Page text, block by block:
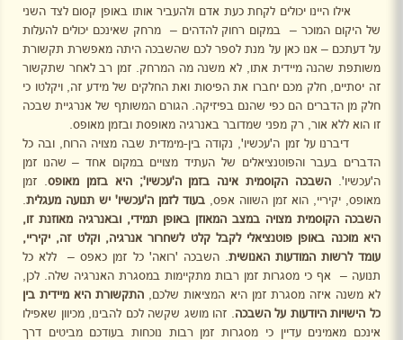
אילו היינו יכולים לקחת כעת אדם ולהעביר אותו באופן קסום לצד השני
של היקום המוכר –
במקום רחוק להדהים –
מרחק שאינכם יכולים להעלות
על דעתכם – אנו כאן על מנת לספר לכם שהשבכה היתה מאפשרת תקשורת
משותפת שהנה מיידית אתו, לא משנה מה המרחק. זמן רב לאחר שתקשור
זה יסתיים, חלק מכם יחברו את הפיסות ואת החלקים של מידע זה, ויקלטו כי
חלק מן הדברים הם כפי שהנם בפיזיקה. הגורם המשותף של אנרגיית שבכה
זו הוא ללא אור, רק מפני שמדובר באנרגיה מאופסת ובזמן מאופס.
דיברנו על זמן ה'עכשיו', נקודה בין-מימדית שבה מצויה הרוח, ובה כל
הדברים בעבר והפוטנציאלים של העתיד מצויים במקום אחד – שהנו זמן
ה'עכשיו'. השבכה הקוסמית אינה בזמן ה'עכשיו'; היא בזמן מאופס . זמן
מאופס, יקיריי, הוא זמן השווה אפס, בעוד לזמן ה'עכשיו' יש תנועה מעגלית
השבכה הקוסמית מצויה במצב המאוזן באופן תמידי, ובאנרגיה מאוזנת זו,
היא מוכנה באופן פוטנציאלי לקבל קלט לשחרור אנרגיה, וקלט זה, יקיריי,
עומד לרשות המודעות האנושית . השבכה 'רואה' כל זמן כאפס –
ללא כל
תנועה –
אף כי מסגרות זמן רבות מתקיימות במסגרת האנרגיה שלה. לכן,
לא משנה איזה מסגרת זמן היא המציאות שלכם, התקשורת היא מיידית בין
כל הישויות היודעות על השבכה . זהו מושג שקשה לכם להבינו, מכיוון שאפילו
אינכם מאמינים עדיין כי מסגרות זמן רבות נוכחות בעודכם מביטים דרך